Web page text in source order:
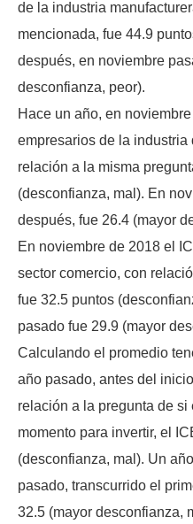
de la industria
mencionada, fue 44.9
después, en noviembre
desconfianza, peor).
Hace un año, en
empresarios de la industria
relación a la misma
(desconfianza, mal). En
después, fue 26.4 (mayor
En noviembre de 2018 el
sector comercio, con
fue 32.5 puntos
pasado fue 29.9 (mayor
Calculando el promedio
año pasado, antes del
relación a la pregunta de si
momento para invertir, el
(desconfianza, mal). Un
pasado, transcurrido el
32.5 (mayor desconfianza,